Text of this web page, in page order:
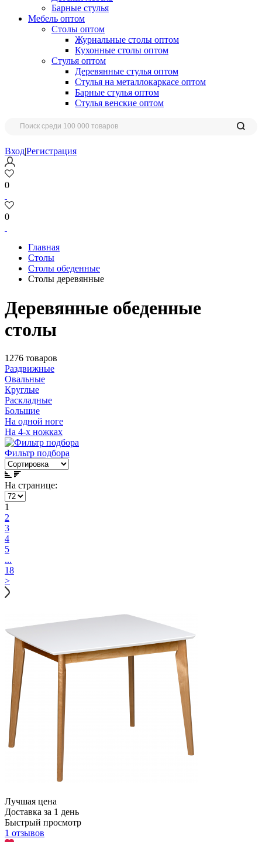
Барные стулья
Мебель оптом
Столы оптом
Журнальные столы оптом
Кухонные столы оптом
Стулья оптом
Деревянные стулья оптом
Стулья на металлокаркасе оптом
Барные стулья оптом
Стулья венские оптом
Вход|Регистрация
0
0
Главная
Столы
Столы обеденные
Столы деревянные
Деревянные обеденные
столы
1276 товаров
Раздвижные
Овальные
Круглые
Раскладные
Большие
На одной ноге
На 4-х ножках
Фильтр подбора
На странице:
1
2
3
4
5
...
18
>
Лучшая цена
Доставка за 1 день
Быстрый просмотр
1 отзывов